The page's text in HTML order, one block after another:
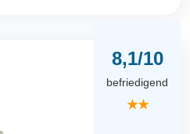
8,1/10
befriedigend
★★